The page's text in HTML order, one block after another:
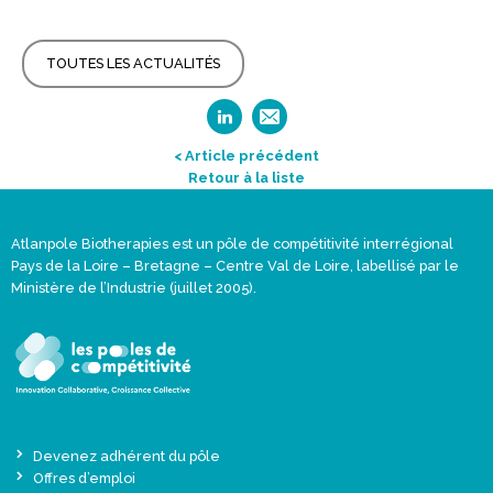
TOUTES LES ACTUALITÉS
< Article précédent
Retour à la liste
Atlanpole Biotherapies est un pôle de compétitivité interrégional
Pays de la Loire – Bretagne – Centre Val de Loire, labellisé par le
Ministère de l’Industrie (juillet 2005).
Devenez adhérent du pôle
Offres d’emploi